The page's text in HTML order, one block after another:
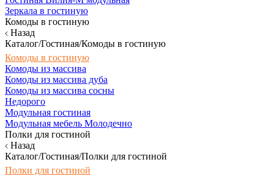
Зеркала в гостиную
Комоды в гостиную
Назад
Каталог/Гостиная/Комоды в гостиную
Комоды в гостиную
Комоды из массива
Комоды из массива дуба
Комоды из массива сосны
Недорого
Модульная гостиная
Модульная мебель Молодечно
Полки для гостиной
Назад
Каталог/Гостиная/Полки для гостиной
Полки для гостиной